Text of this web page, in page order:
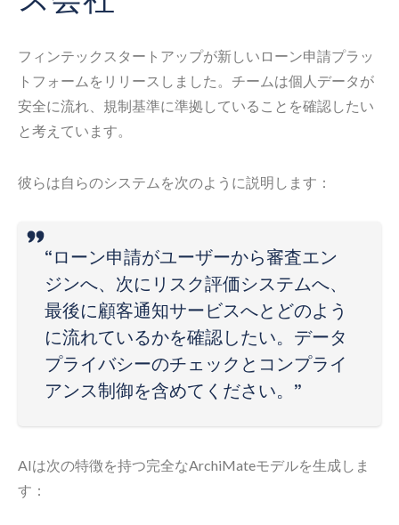
フィンテックスタートアップが新しいローン申請プラッ
トフォームをリリースしました。チームは個人データが
安全に流れ、規制基準に準拠していることを確認したい
と考えています。
彼らは自らのシステムを次のように説明します：
“ローン申請がユーザーから審査エン
ジンへ、次にリスク評価システムへ、
最後に顧客通知サービスへとどのよう
に流れているかを確認したい。データ
プライバシーのチェックとコンプライ
アンス制御を含めてください。”
AIは次の特徴を持つ完全なArchiMateモデルを生成しま
す：